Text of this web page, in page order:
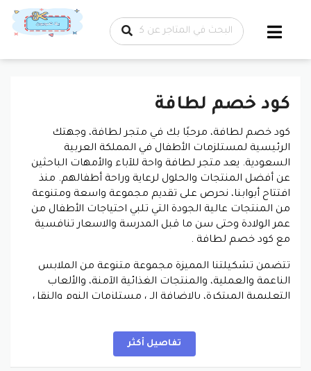
تخطي إلى
المحتوى
كود خصم لطافة
كود خصم لطافة، مرحبًا بك في متجر لطافة، وجهتك
الرئيسية لمستلزمات الأطفال في المملكة العربية
السعودية. يعد متجر لطافة واحة للآباء والأمهات الباحثين
عن أفضل المنتجات والحلول لرعاية وراحة أطفالهم. منذ
افتتاح أبوابنا، نحرص على تقديم مجموعة واسعة ومتنوعة
من المنتجات عالية الجودة التي تلبي احتياجات الأطفال من
عمر الولادة وحتى سن ما قبل المدرسة والاسعار تنافسية
مع كود خصم لطافة .
تتضمن تشكيلتنا المميزة مجموعة متنوعة من الملابس
الناعمة والعملية، والمنتجات الغذائية الآمنة، والألعاب
التعليمية المبتكرة، بالإضافة إلى مستلزمات النوم والنقل
بجودتها وموثوقيتها واسعار مناسبة مع كود خصم لطافة .
تفاصيل أكثر